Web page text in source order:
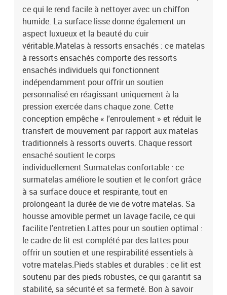
ce qui le rend facile à nettoyer avec un chiffon
humide. La surface lisse donne également un
aspect luxueux et la beauté du cuir
véritable.Matelas à ressorts ensachés : ce matelas
à ressorts ensachés comporte des ressorts
ensachés individuels qui fonctionnent
indépendamment pour offrir un soutien
personnalisé en réagissant uniquement à la
pression exercée dans chaque zone. Cette
conception empêche « l'enroulement » et réduit le
transfert de mouvement par rapport aux matelas
traditionnels à ressorts ouverts. Chaque ressort
ensaché soutient le corps
individuellement.Surmatelas confortable : ce
surmatelas améliore le soutien et le confort grâce
à sa surface douce et respirante, tout en
prolongeant la durée de vie de votre matelas. Sa
housse amovible permet un lavage facile, ce qui
facilite l'entretien.Lattes pour un soutien optimal :
le cadre de lit est complété par des lattes pour
offrir un soutien et une respirabilité essentiels à
votre matelas.Pieds stables et durables : ce lit est
soutenu par des pieds robustes, ce qui garantit sa
stabilité, sa sécurité et sa fermeté. Bon à savoir